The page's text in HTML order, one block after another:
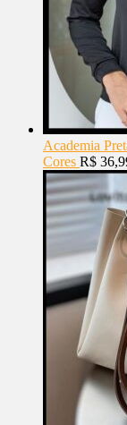
Academia
Cores R$